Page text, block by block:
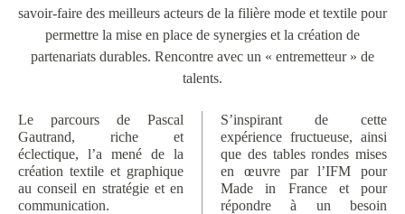
savoir-faire des meilleurs acteurs de la filière mode et textile pour
permettre la mise en place de synergies et la création de
partenariats durables. Rencontre avec un « entremetteur » de
talents.
Le parcours de Pascal
Gautrand, riche et
éclectique, l’a mené de la
création textile et graphique
au conseil en stratégie et en
communication.
S’inspirant de cette
expérience fructueuse, ainsi
que des tables rondes mises
en œuvre par l’IFM pour
Made in France et pour
répondre à un besoin